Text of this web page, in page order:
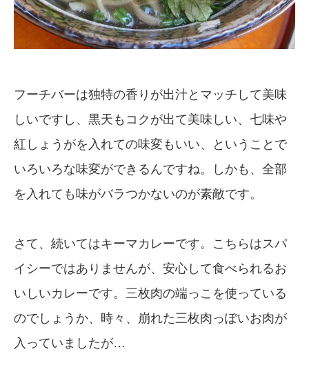
フーチバーは独特の香りが出汁とマッチして美味
しいですし、黒天もコクが出て美味しい、七味や
紅しょうがを入れての味変もいい、ということで
いろいろな味変ができるんですね。しかも、全部
を入れても味がバラつかないのが素敵です。
さて、続いてはキーマカレーです。こちらはスパ
イシーではありませんが、安心して食べられるお
いしいカレーです。三枚肉の端っこを使っている
のでしょうか、時々、崩れた三枚肉っぽいお肉が
入っていましたが…